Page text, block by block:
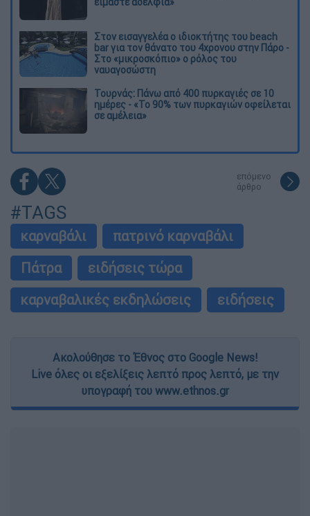
Στον εισαγγελέα ο ιδιοκτήτης του beach
bar για τον θάνατο του 4χρονου στην Πάρο -
Στο «μικροσκόπιο» ο ρόλος του
ναυαγοσώστη
Τουρνάς: Πάνω από 400 πυρκαγιές σε 10
ημέρες - «Το 90% των πυρκαγιών οφείλεται
σε αμέλεια»
επόμενο
άρθρο
#TAGS
καρναβάλι
πατρινό καρναβάλι
Πάτρα
ειδήσεις τώρα
καρναβαλικές εκδηλώσεις
ειδήσεις
Ακολούθησε το Έθνος στο Google News!
Live όλες οι εξελίξεις λεπτό προς λεπτό, με την
υπογραφή του www.ethnos.gr